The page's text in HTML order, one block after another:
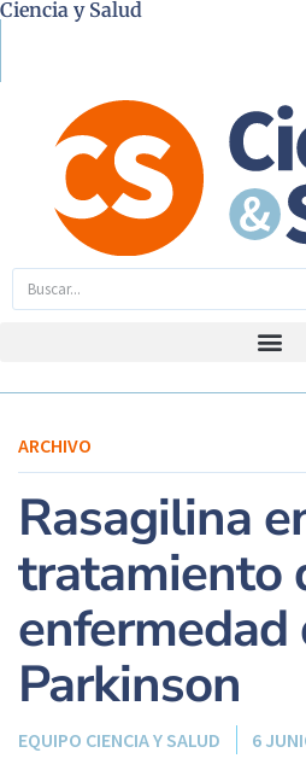
Ciencia y Salud
ARCHIVO
Rasagilina
tratamiento
enfermedad
Parkinson
EQUIPO CIENCIA Y SALUD 6